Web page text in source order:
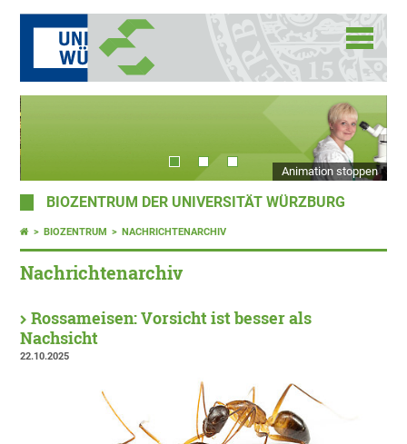
Animation stoppen
BIOZENTRUM DER UNIVERSITÄT WÜRZBURG
BIOZENTRUM NACHRICHTENARCHIV
Nachrichtenarchiv
Rossameisen: Vorsicht ist besser als
Nachsicht
22.10.2025